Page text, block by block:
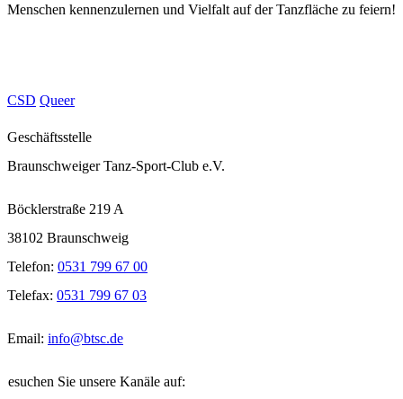
Menschen kennenzulernen und Vielfalt auf der Tanzfläche zu feiern!
CSD Queer
Geschäftsstelle
Braunschweiger Tanz-Sport-Club e.V.
Böcklerstraße 219 A
38102 Braunschweig
Telefon: 0531 799 67 00
Telefax: 0531 799 67 03
Email: info@btsc.de
Sie unsere Kanäle auf: